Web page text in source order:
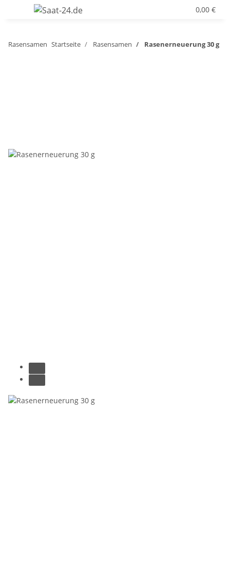
0,00 €
Rasensamen Startseite Rasensamen Rasenerneuerung 30 g